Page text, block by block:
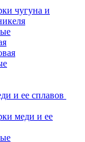
чугуна и
и ее сплавов
меди и ее